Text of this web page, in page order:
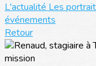
L'actualité Les
événements
Retour